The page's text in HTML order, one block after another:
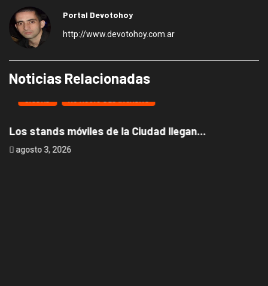
Portal Devotohoy
http://www.devotohoy.com.ar
Noticias Relacionadas
CIUDAD NOTICIAS DESTACADAS
Los stands móviles de la Ciudad llegan...
agosto 3, 2026